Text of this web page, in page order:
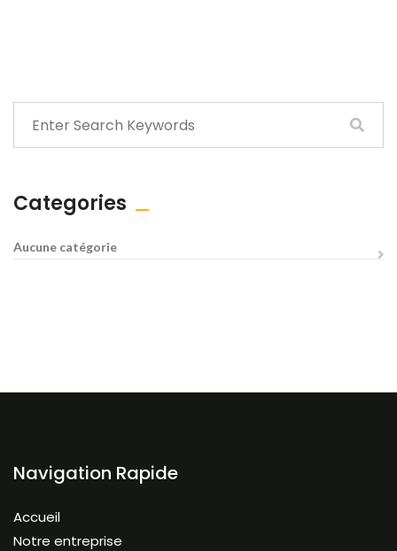
Categories
Aucune catégorie
Navigation Rapide
Accueil
Notre entreprise